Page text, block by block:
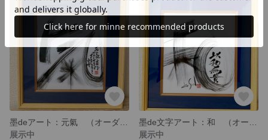
展示中
展示中